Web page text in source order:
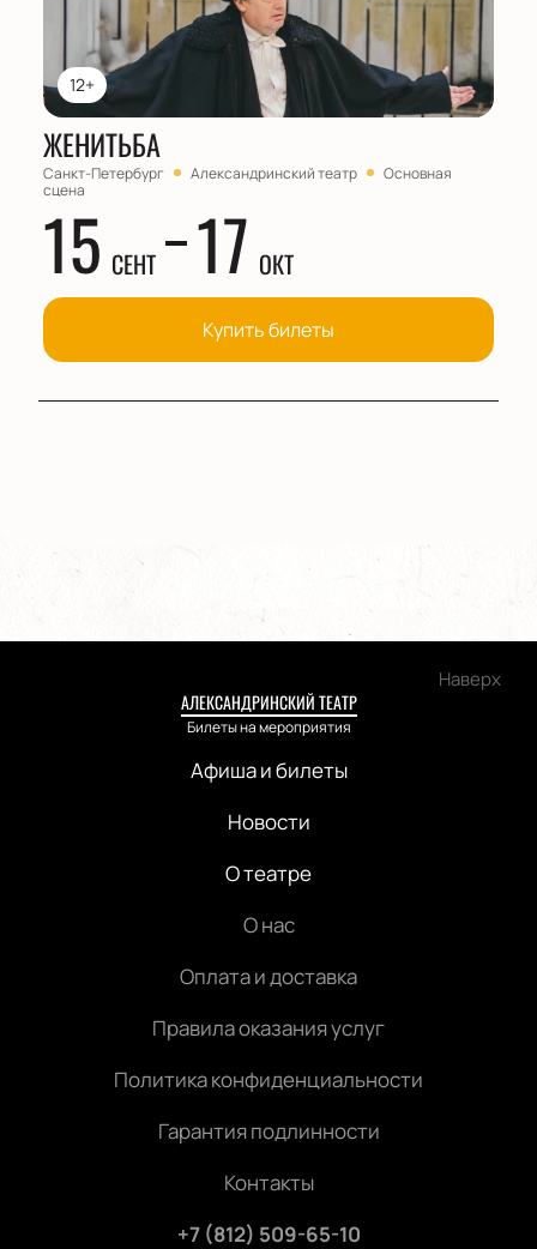
12+
ЖЕНИТЬБА
Санкт-Петербург Александринский театр
Основная
сцена
15 СЕНТ 17 ОКТ
Купить билеты
Наверх
АЛЕКСАНДРИНСКИЙ ТЕАТР
Билеты на мероприятия
Афиша и билеты
Новости
О театре
О нас
Оплата и доставка
Правила оказания услуг
Политика конфиденциальности
Гарантия подлинности
Контакты
+7 (812) 509-65-10